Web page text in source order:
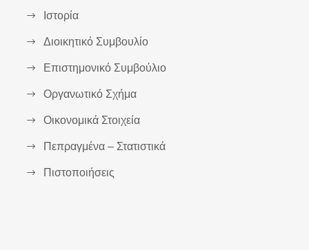
Ιστορία
Διοικητικό Συμβουλίο
Επιστημονικό Συμβούλιο
Οργανωτικό Σχήμα
Οικονομικά Στοιχεία
Πεπραγμένα – Στατιστικά
Πιστοποιήσεις